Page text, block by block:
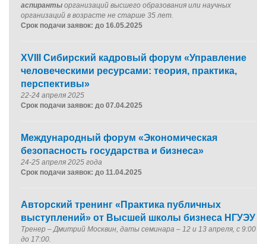
аспиранты организаций высшего образования или научных
организаций в возрасте не старше 35 лет.
Срок подачи заявок: до 16.05.2025
ХVIII Сибирский кадровый форум «Управление
человеческими ресурсами: теория, практика,
перспективы»
22-24 апреля 2025
Срок подачи заявок: до 07.04.2025
Международный форум «Экономическая
безопасность государства и бизнеса»
24-25 апреля 2025 года
Срок подачи заявок: до 11.04.2025
Авторский тренинг «Практика публичных
выступлений» от Высшей школы бизнеса НГУЭУ
Тренер – Дмитрий Москвин, даты семинара – 12 и 13 апреля, с 9:00
до 17:00.